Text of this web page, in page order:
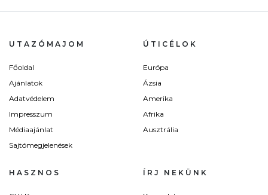
UTAZÓMAJOM
Főoldal
Ajánlatok
Adatvédelem
Impresszum
Médiaajánlat
Sajtómegjelenések
ÚTICÉLOK
Európa
Ázsia
Amerika
Afrika
Ausztrália
HASZNOS ÍRJ NEKÜNK